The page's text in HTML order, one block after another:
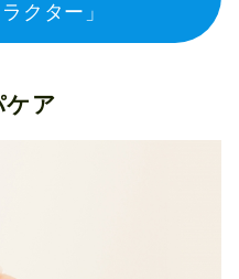
クター」
ケア